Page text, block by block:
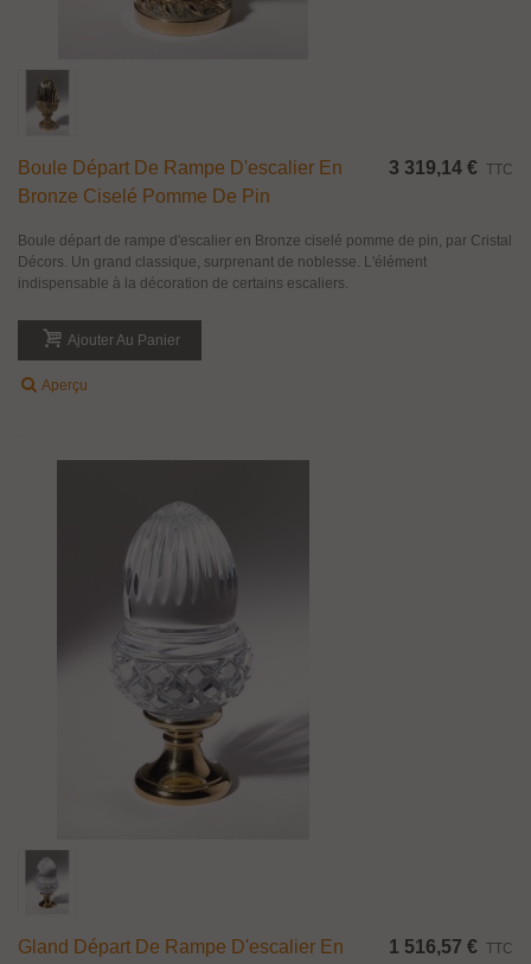
Boule Départ De Rampe D'escalier En
Bronze Ciselé Pomme De Pin
3 319,14 € TTC
Boule départ de rampe d'escalier en Bronze ciselé pomme de pin, par Cristal
Décors. Un grand classique, surprenant de noblesse. L'élément
indispensable à la décoration de certains escaliers.
Ajouter Au Panier
Aperçu
Gland Départ De Rampe D'escalier En 1 516,57 € TTC